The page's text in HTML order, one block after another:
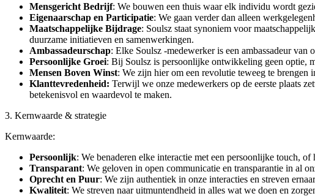
Mensgericht Bedrijf: We bouwen een thuis waar elk individu wordt
Eigenaarschap en Participatie: We gaan verder dan alleen
Maatschappelijke Bijdrage: Soulsz staat synoniem voor
duurzame initiatieven en samenwerkingen.
Ambassadeurschap: Elke Soulsz -medewerker is een ambassadeur
Persoonlijke Groei: Bij Soulsz is persoonlijke ontwikkeling geen optie,
Mensen Boven Winst: We zijn hier om een revolutie teweeg te brengen
Klanttevredenheid: Terwijl we onze medewerkers op de eerste plaats
betekenisvol en waardevol te maken.
3. Kernwaarde & strategie
Kernwaarde:
Persoonlijk: We benaderen elke interactie met een persoonlijke touch,
Transparant: We geloven in open communicatie en transparantie in al
Oprecht en Puur: We zijn authentiek in onze interacties en streven
Kwaliteit: We streven naar uitmuntendheid in alles wat we doen en